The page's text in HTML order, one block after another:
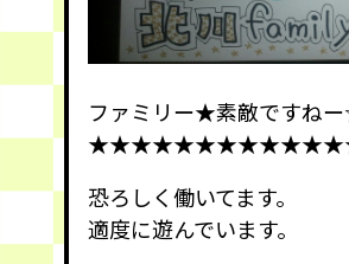
ファミリー★素敵ですね
恐ろしく働いてます。
適度に遊んでいます。